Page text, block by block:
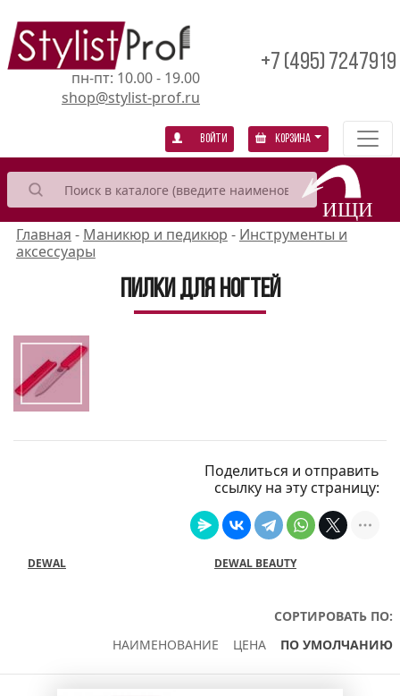
пн-пт: 10.00 - 19.00
shop@stylist-prof.ru
+7 (495) 7247919
Войти Корзина
Главная - Маникюр и педикюр - Инструменты и
аксессуары
Пилки для ногтей
Поделиться и отправить
ссылку на эту страницу:
DEWAL DEWAL BEAUTY
СОРТИРОВАТЬ ПО:
НАИМЕНОВАНИЕ
ЦЕНА ПО УМОЛЧАНИЮ